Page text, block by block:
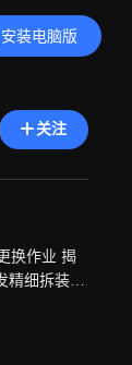
安装电脑版
内容更精彩
关注
换作业 揭
精细拆装流